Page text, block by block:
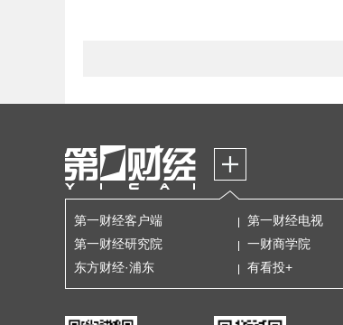
第一财经客户端 第一财经电视
第一财经研究院
一财商学院
东方财经·浦东
有看投+